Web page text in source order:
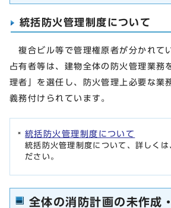
統括防火管理制度について
複合ビル等で管理権原者が分かれて
占有者等は、建物全体の防火管理業務
理者」を選任し、防火管理上必要な業
義務付けられています。
統括防火管理制度について
統括防火管理制度について、詳しくは
ださい。
全体の消防計画の未作成